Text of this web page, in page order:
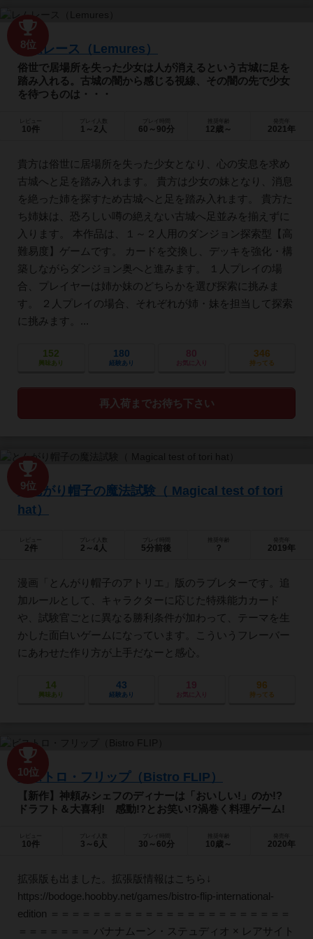
8位
レムレース（Lemures）
俗世で居場所を失った少女は人が消えるという古城に足を
踏み入れる。古城の闇から感じる視線、その闇の先で少女
を待つものは・・・
10件
プレイ人数
1～2人 60～90分 12歳～ 2021年
貴方は俗世に居場所を失った少女となり、心の安息を求め
古城へと足を踏み入れます。 貴方は少女の妹となり、消息
を絶った姉を探すため古城へと足を踏み入れます。 貴方た
ち姉妹は、恐ろしい噂の絶えない古城へ足並みを揃えずに
入ります。 本作品は、１～２人用のダンジョン探索型【高
難易度】ゲームです。 カードを交換し、デッキを強化・構
築しながらダンジョン奥へと進みます。 １人プレイの場
合、プレイヤーは姉か妹のどちらかを選び探索に挑みま
す。 ２人プレイの場合、それぞれが姉・妹を担当して探索
に挑みます。...
152
興味あり
180
経験あり
80
お気に入り
346
持ってる
再入荷までお待ち下さい
9位
とんがり帽子の魔法試験（ Magical test of tori
hat）
2件
プレイ人数
2～4人 5分前後 ？ 2019年
漫画「とんがり帽子のアトリエ」版のラブレターです。追
加ルールとして、キャラクターに応じた特殊能力カード
や、試験官ごとに異なる勝利条件が加わって、テーマを生
かした面白いゲームになっています。こういうフレーバー
にあわせた作り方が上手だなーと感心。
14
興味あり
43
経験あり
19
お気に入り
96
持ってる
10位
ビストロ・フリップ（Bistro FLIP）
【新作】神頼みシェフのディナーは「おいしい!」のか!?
ドラフト＆大喜利! 感動!?とお笑い!?渦巻く料理ゲーム!
10件
プレイ人数
3～6人 30～60分 10歳～ 2020年
拡張版も出ました。拡張版情報はこちら↓
https://bodoge.hoobby.net/games/bistro-flip-international-
edition ＝＝＝＝＝＝＝＝＝＝＝＝＝＝＝＝＝＝＝＝＝＝＝
＝＝＝＝＝＝＝ バナナムーン・ステュディオ × レアサイト